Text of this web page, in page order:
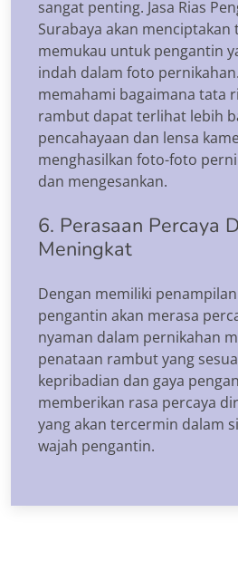
sangat penting. Jasa Rias
Surabaya akan menciptakan
memukau untuk pengantin
indah dalam foto
memahami bagaimana tata
rambut dapat terlihat lebih
pencahayaan dan lensa
menghasilkan foto-foto
dan mengesankan.
6. Perasaan Percaya
Meningkat
Dengan memiliki
pengantin akan merasa
nyaman dalam pernikahan
penataan rambut yang
kepribadian dan gaya
memberikan rasa percaya
yang akan tercermin dalam
wajah pengantin.